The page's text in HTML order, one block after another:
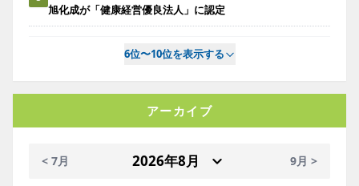
旭化成が「健康経営優良法人」に認定
6位〜10位を表示する
アーカイブ
< 7月 9月 >